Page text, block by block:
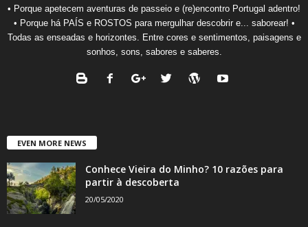
• Porque apetecem aventuras de passeio e (re)encontro Portugal adentro!
• Porque há PAÍS e ROSTOS para mergulhar descobrir e... saborear! •
Todas as enseadas e horizontes. Entre cores e sentimentos, paisagens e
sonhos, sons, sabores e saberes.
EVEN MORE NEWS
Conhece Vieira do Minho? 10 razões para
partir à descoberta
20/05/2020